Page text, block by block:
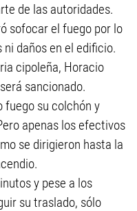
de las autoridades.
sofocar el fuego por lo
daños en el edificio.
cipoleña, Horacio
sancionado.
fuego su colchón y
apenas los efectivos
se dirigieron hasta la
y pese a los
su traslado, sólo